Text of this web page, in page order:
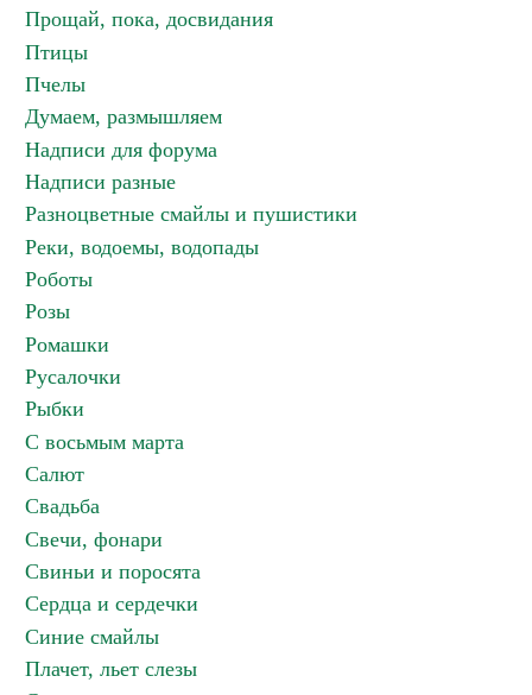
Прощай, пока, досвидания
Птицы
Пчелы
Думаем, размышляем
Надписи для форума
Надписи разные
Разноцветные смайлы и пушистики
Реки, водоемы, водопады
Роботы
Розы
Ромашки
Русалочки
Рыбки
С восьмым марта
Салют
Свадьба
Свечи, фонари
Свиньи и поросята
Сердца и сердечки
Синие смайлы
Плачет, льет слезы